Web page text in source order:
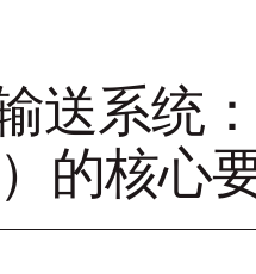
送系统
的核心